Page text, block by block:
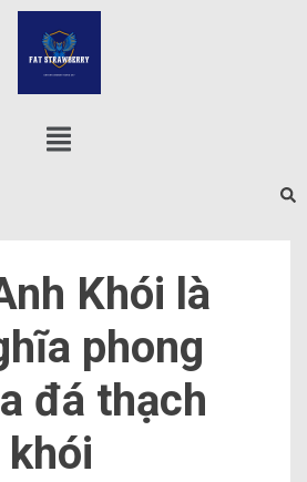
Khói là
phong
đá thạch
khói